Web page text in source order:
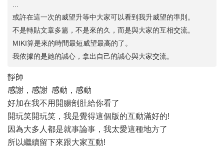
或許在這一次的威望升等中大家可以看到我升威望的準則。
不是轉貼文章多篇，不是來的久，而是與大家的互相交流。
MIKI算是來的時間最短威望最高的了。
我依據的是她的誠心，拿出自己的誠心與大家交流。
靜師
感謝，感謝 感動，感動
好加在我不用開腸剖肚給你看了
開玩笑開玩笑，我是覺得這個版的互動滿好的!
因為大多人都是就事論事，我太愛這種地方了
所以繼續留下來跟大家互動!